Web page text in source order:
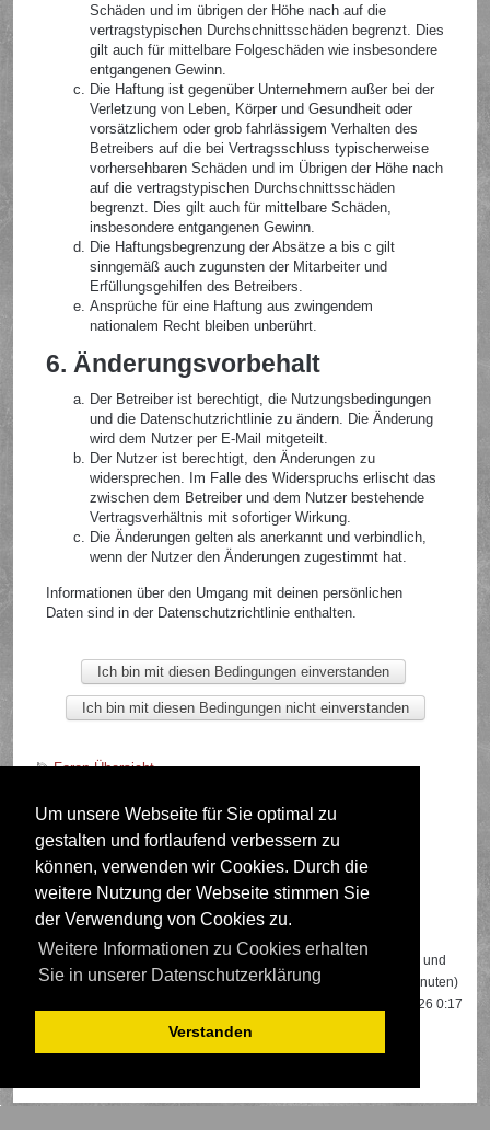
Um unsere Webseite für Sie optimal zu
gestalten und fortlaufend verbessern zu
können, verwenden wir Cookies. Durch die
weitere Nutzung der Webseite stimmen Sie
der Verwendung von Cookies zu.
Weitere Informationen zu Cookies erhalten
Sie in unserer Datenschutzerklärung
Verstanden
Schäden und im übrigen der Höhe nach auf die
vertragstypischen Durchschnittsschäden begrenzt. Dies
gilt auch für mittelbare Folgeschäden wie insbesondere
entgangenen Gewinn.
Die Haftung ist gegenüber Unternehmern außer bei der
Verletzung von Leben, Körper und Gesundheit oder
vorsätzlichem oder grob fahrlässigem Verhalten des
Betreibers auf die bei Vertragsschluss typischerweise
vorhersehbaren Schäden und im Übrigen der Höhe nach
auf die vertragstypischen Durchschnittsschäden
begrenzt. Dies gilt auch für mittelbare Schäden,
insbesondere entgangenen Gewinn.
Die Haftungsbegrenzung der Absätze a bis c gilt
sinngemäß auch zugunsten der Mitarbeiter und
Erfüllungsgehilfen des Betreibers.
Ansprüche für eine Haftung aus zwingendem
nationalem Recht bleiben unberührt.
6. Änderungsvorbehalt
Der Betreiber ist berechtigt, die Nutzungsbedingungen
und die Datenschutzrichtlinie zu ändern. Die Änderung
wird dem Nutzer per E-Mail mitgeteilt.
Der Nutzer ist berechtigt, den Änderungen zu
widersprechen. Im Falle des Widerspruchs erlischt das
zwischen dem Betreiber und dem Nutzer bestehende
Vertragsverhältnis mit sofortiger Wirkung.
Die Änderungen gelten als anerkannt und verbindlich,
wenn der Nutzer den Änderungen zugestimmt hat.
Informationen über den Umgang mit deinen persönlichen
Daten sind in der Datenschutzrichtlinie enthalten.
Foren-Übersicht
Deutsche Übersetzung durchphpBB.de
Wer ist online?
Insgesamt sind842Besucher online: 2 registrierte, 0 unsichtbare und
840 Gäste (basierend auf den aktiven Besuchern der letzten 5 Minuten)
Besuchern, die am 13.04.2026 0:17
gleichzeitig online waren.